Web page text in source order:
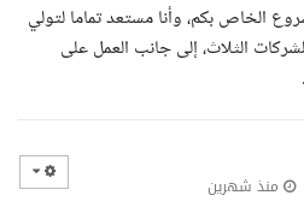
الخاص بكم، وأنا مستعد تماما لتولي
شهريا للشركات الثلاث، إلى جانب العمل على
منذ شهرين